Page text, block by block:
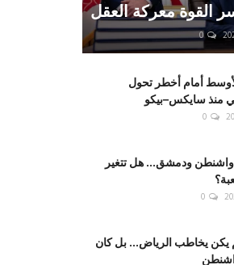
القوة معركة العقل
0
أمام أخطر تحول
منذ سايكس–بيكو
0
واشنطن ودمشق... هل تتغير
0
يكن يخاطب الرياض... بل كان